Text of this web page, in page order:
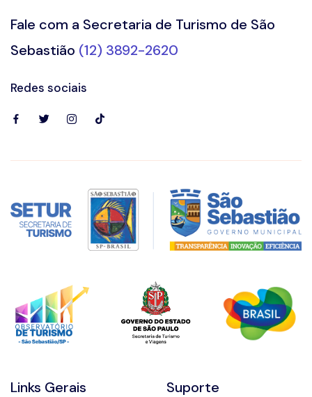
Fale com a Secretaria de Turismo de São
Sebastião (12) 3892-2620
Redes sociais
Links Gerais Suporte